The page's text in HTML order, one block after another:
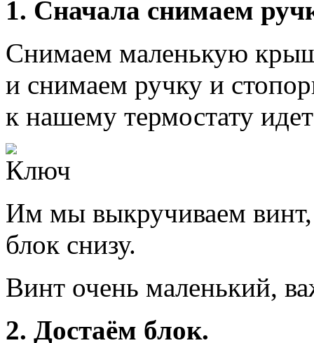
1. Сначала снимаем
Снимаем маленькую
и снимаем ручку и
к нашему термостату
Им мы выкручиваем
блок снизу.
Винт очень маленький,
2. Достаём блок.